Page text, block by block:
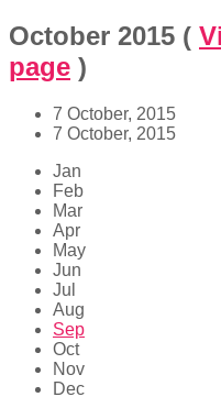
October 2015 (
page )
7 October, 2015
7 October, 2015
Jan
Feb
Mar
Apr
May
Jun
Jul
Aug
Sep
Oct
Nov
Dec